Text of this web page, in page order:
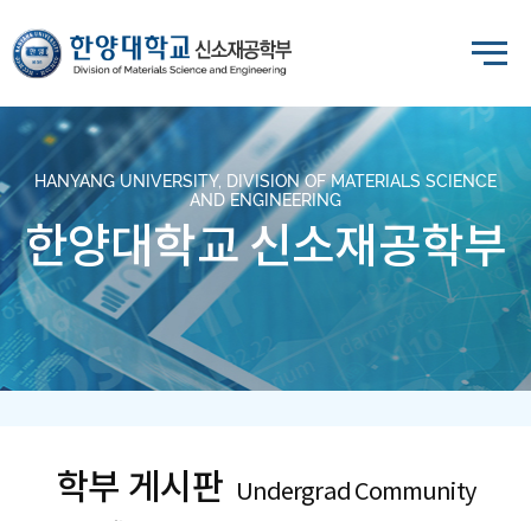
HANYANG UNIVERSITY, DIVISION OF MATERIALS SCIENCE
AND ENGINEERING
한양대학교 신소재공학부
학부 게시판 Undergrad Community